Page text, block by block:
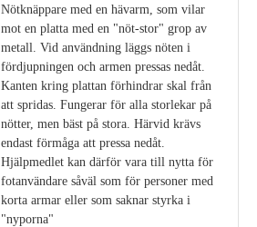
Nötknäppare med en hävarm, som vilar
mot en platta med en "nöt-stor" grop av
metall. Vid användning läggs nöten i
fördjupningen och armen pressas nedåt.
Kanten kring plattan förhindrar skal från
att spridas. Fungerar för alla storlekar på
nötter, men bäst på stora. Härvid krävs
endast förmåga att pressa nedåt.
Hjälpmedlet kan därför vara till nytta för
fotanvändare såväl som för personer med
korta armar eller som saknar styrka i
"nyporna"